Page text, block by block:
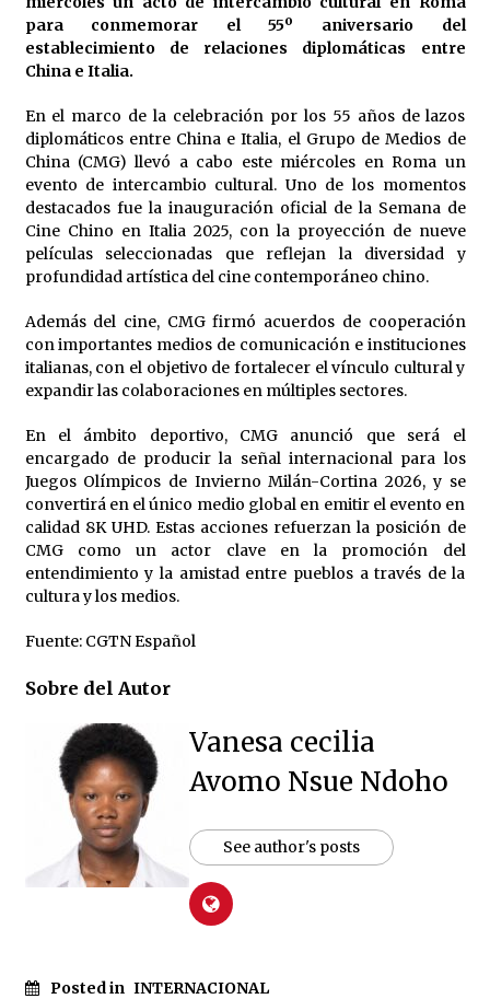
10 reflexiones del escritor ecuatoguineano
Santiago Ondo
Ingresan al actor Bruce Willis en una
residencia especializada
2 de septiembre de 2025
El Ministro de Turismo a los nuevos
Directores Generales: «Los nombramientos
son confianza y responsabilidad»
Donato Ndong Bigyogo: «Mi nuevo libro, la
siembra estéril, muy pronto»
21 de marzo de 2025
para conmemorar el 55º aniversario del
establecimiento de relaciones diplomáticas entre
China e Italia.
En el marco de la celebración por los 55 años de lazos
diplomáticos entre China e Italia, el Grupo de Medios de
China (CMG) llevó a cabo este miércoles en Roma un
evento de intercambio cultural. Uno de los momentos
destacados fue la inauguración oficial de la Semana de
Cine Chino en Italia 2025, con la proyección de nueve
películas seleccionadas que reflejan la diversidad y
profundidad artística del cine contemporáneo chino.
Además del cine, CMG firmó acuerdos de cooperación
con importantes medios de comunicación e instituciones
italianas, con el objetivo de fortalecer el vínculo cultural y
expandir las colaboraciones en múltiples sectores.
En el ámbito deportivo, CMG anunció que será el
encargado de producir la señal internacional para los
Juegos Olímpicos de Invierno Milán-Cortina 2026, y se
convertirá en el único medio global en emitir el evento en
calidad 8K UHD. Estas acciones refuerzan la posición de
CMG como un actor clave en la promoción del
entendimiento y la amistad entre pueblos a través de la
cultura y los medios.
Fuente: CGTN Español
Sobre del Autor
Vanesa cecilia
Avomo Nsue Ndoho
See author's posts
Posted in INTERNACIONAL